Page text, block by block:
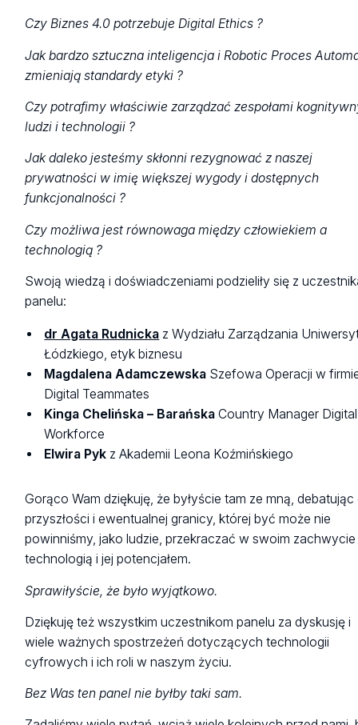
Czy Biznes 4.0 potrzebuje Digital Ethics ?
Jak bardzo sztuczna inteligencja i Robotic Proces
zmieniają standardy etyki ?
Czy potrafimy właściwie zarządzać zespołami
ludzi i technologii ?
Jak daleko jesteśmy skłonni rezygnować z naszej
prywatności w imię większej wygody i dostępnych
funkcjonalności ?
Czy możliwa jest równowaga między człowiekiem a
technologią ?
Swoją wiedzą i doświadczeniami podzieliły się z
panelu:
dr Agata Rudnicka z Wydziału Zarządzania
Łódzkiego, etyk biznesu
Magdalena Adamczewska Szefowa Operacji w
Digital Teammates
Kinga Chelińska – Barańska Country Manager Digital
Workforce
Elwira Pyk z Akademii Leona Koźmińskiego
Gorąco Wam dziękuję, że byłyście tam ze mną, debatując
przyszłości i ewentualnej granicy, której być może nie
powinniśmy, jako ludzie, przekraczać w swoim
technologią i jej potencjałem.
Sprawiłyście, że było wyjątkowo.
Dziękuję też wszystkim uczestnikom panelu za dyskusję i
wiele ważnych spostrzeżeń dotyczących technologii
cyfrowych i ich roli w naszym życiu.
Bez Was ten panel nie byłby taki sam.